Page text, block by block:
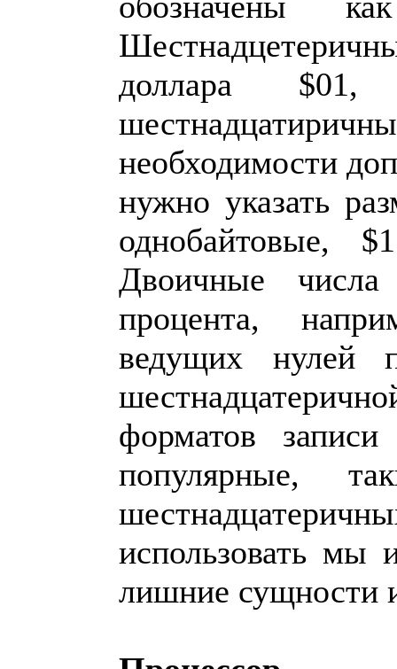
доллара
необходимости
нужно указать
однобайтовые,
Двоичные
процента,
ведущих
форматов
популярные,
использовать мы
лишние сущности